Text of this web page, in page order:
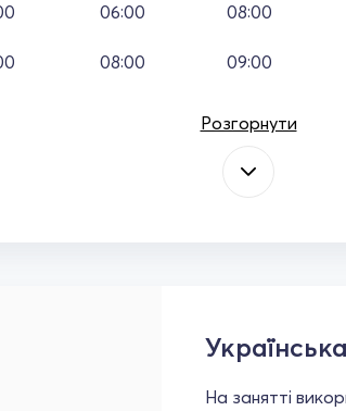
06:00
08:00
08:00
09:00
Розгорнути
На занятті